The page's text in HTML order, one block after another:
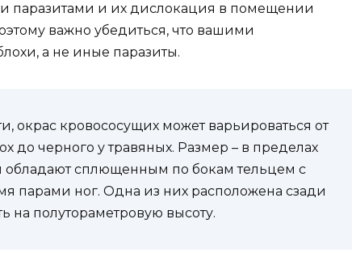
паразитами и их дислокация в помещении
важно убедиться, что вашими
а не иные паразиты.
окрас кровососущих может варьироваться от
до черного у травяных. Размер – в пределах
сплющенным по бокам тельцем с
парами ног. Одна из них расположена сзади
на полутораметровую высоту.